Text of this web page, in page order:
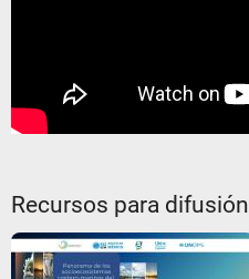
Recursos para difusión